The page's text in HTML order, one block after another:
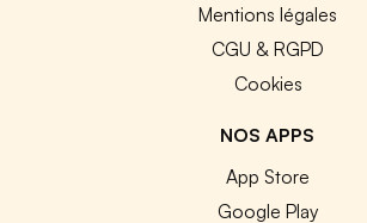
Mentions légales
CGU & RGPD
Cookies
NOS APPS
App Store
Google Play